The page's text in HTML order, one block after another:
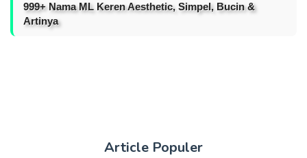
999+ Nama ML Keren Aesthetic, Simpel, Bucin &
Artinya
Article Populer